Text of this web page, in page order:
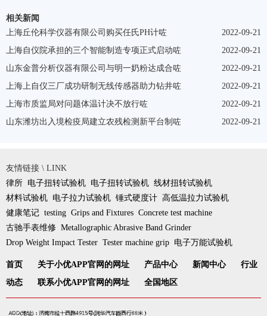
相关新闻
2022-09-21
上海丘伦科学仪器有限公司购买任氏PH计咗
2022-09-21
上海自仪院承担的三个智能制造专项正式启动咗
2022-09-21
山东金普分析仪器有限公司与明一奶粉达成合咗
2022-09-21
上海上自仪三厂成功研制无线传感器助力钻井咗
2022-09-21
上海市质监局对问题体温计决不放行咗
2022-09-21
山东潍坊出入境检疫局建立农残检测新平台制咗
友情链接 \ LINK
律所 电子扭转试验机 电子扭转试验机 线材扭转试验机
材料试验机 电子拉力试验机 锤式硬度计 高低温拉力试验机
健康笔记 testing Grips and Fixtures Concrete test machine
古驰手表维修 Metallographic Abrasive Band Grinder
Drop Weight Impact Tester Tester machine grip 电子万能试验机
首页 关于小优APP官网的网址 产品中心 新闻中心
行业
动态
联系小优APP官网的网址 全国地区